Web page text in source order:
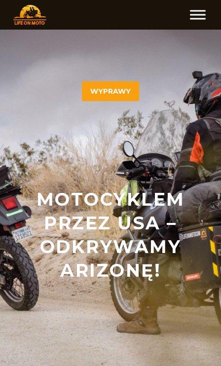
WYPRAWY
MOTOCYKLEM
PRZEZ USA –
ODKRYWAMY
ARIZONĘ!